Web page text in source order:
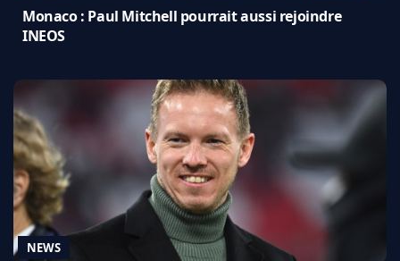
Monaco : Paul Mitchell pourrait aussi rejoindre
INEOS
NEWS